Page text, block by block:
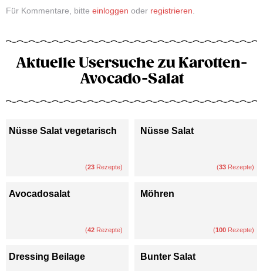
Für Kommentare, bitte einloggen oder registrieren.
Aktuelle Usersuche zu Karotten-
Avocado-Salat
Nüsse Salat vegetarisch
(23 Rezepte)
Nüsse Salat
(33 Rezepte)
Avocadosalat
(42 Rezepte)
Möhren
(100 Rezepte)
Dressing Beilage Bunter Salat